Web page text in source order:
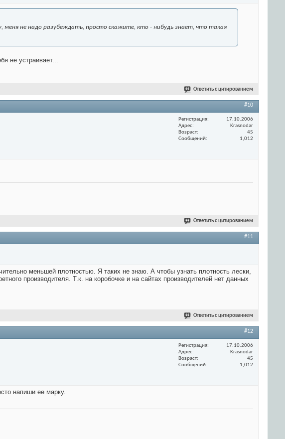
меня не надо разубеждать, просто скажите, кто - нибудь знает, что такая
не устраивает...
Ответить с цитированием
#10
Регистрация
17.10.2006
Адрес
Krasnodar
Возраст
45
Сообщений
1,012
Ответить с цитированием
#11
меньшей плотностью. Я таких не знаю. А чтобы узнать плотность лески,
производителя. Т.к. на коробочке и на сайтах производителей нет данных
Ответить с цитированием
#12
Регистрация
17.10.2006
Адрес
Krasnodar
Возраст
45
Сообщений
1,012
напиши ее марку.